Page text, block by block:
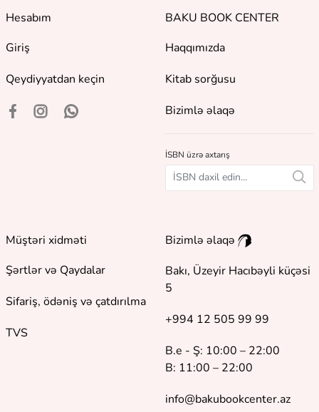
Hesabım
Giriş
Qeydiyyatdan keçin
BAKU BOOK CENTER
Haqqımızda
Kitab sorğusu
Bizimlə əlaqə
İSBN üzrə axtarış
Müştəri xidməti
Şərtlər və Qaydalar
Sifariş, ödəniş və çatdırılma
TVS
Bizimlə əlaqə
Bakı, Üzeyir Hacıbəyli küçəsi
5
+994 12 505 99 99
B.e - Ş: 10:00 – 22:00
B: 11:00 – 22:00
info@bakubookcenter.az